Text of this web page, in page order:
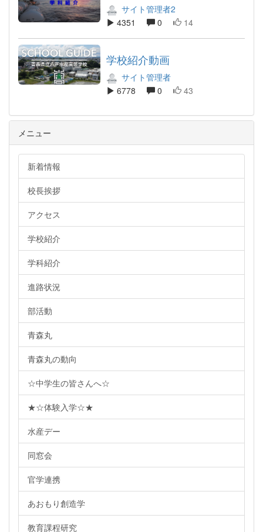
サイト管理者2
4351
0 14
学校紹介動画
サイト管理者
6778
0 43
メニュー
新着情報
校長挨拶
アクセス
学校紹介
学科紹介
進路状況
部活動
青森丸
青森丸の動向
☆中学生の皆さんへ☆
★☆体験入学☆★
水産デー
同窓会
官学連携
あおもり創造学
教育課程研究